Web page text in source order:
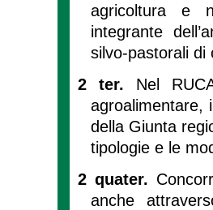
agricoltura e
integrante
silvo-pastorali di
2 ter. Nel
agroalimentare,
della Giunta
tipologie e le
2 quater.
anche